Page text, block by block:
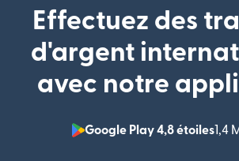
Effectuez des
d'argent
avec notre
Google Play 4,8 étoiles1,4